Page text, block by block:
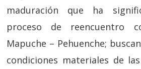
maduración que ha
proceso de reencuentro
Mapuche – Pehuenche;
condiciones materiales de